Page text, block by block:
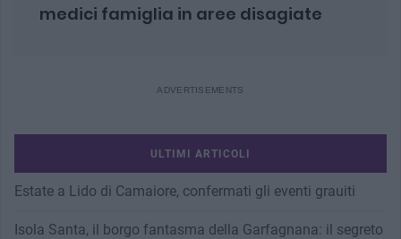
medici famiglia in aree disagiate
ULTIMI ARTICOLI
Estate a Lido di Camaiore, confermati gli eventi grauiti
Isola Santa, il borgo fantasma della Garfagnana: il segreto